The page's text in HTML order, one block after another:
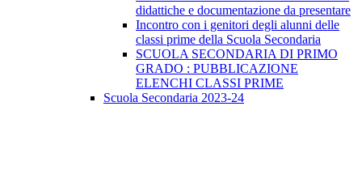
didattiche e documentazione da presentare
Incontro con i genitori degli alunni delle
classi prime della Scuola Secondaria
SCUOLA SECONDARIA DI PRIMO
GRADO : PUBBLICAZIONE
ELENCHI CLASSI PRIME
Scuola Secondaria 2023-24